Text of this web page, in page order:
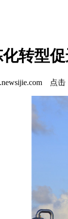
转型
点击